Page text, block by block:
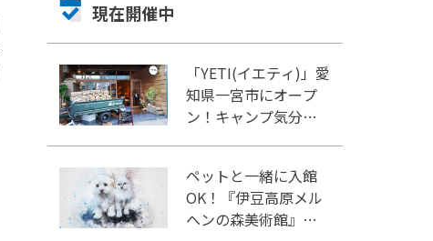
現在開催中
「YETI(イエティ)」愛
知県一宮市にオープ
ン！キャンプ気分を
ペットと一緒に入館
OK！『伊豆高原メル
ヘンの森美術館』を